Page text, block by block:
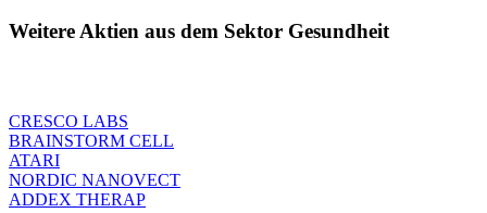
Weitere Aktien aus dem Sektor Gesundheit
CRESCO LABS
BRAINSTORM CELL
ATARI
NORDIC NANOVECT
ADDEX THERAP